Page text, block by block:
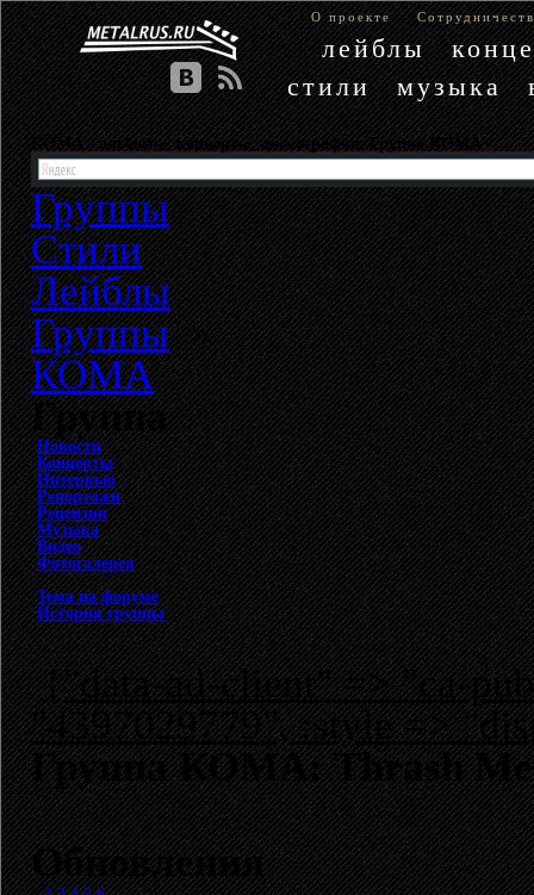
О проекте
лейблы
стили
музыка
КОМА - альбомы, концерты, дискография. Группа КОМА
Группы
Стили
Лейблы
Группы»
КОМА
Группа
Новости
Концерты
Интервью
Репортажи
Рецензии
Музыка
Видео
Фотогалерея
Тема на форуме
История группы
{"data-ad-client" => "ca-
"4397029779", :style =>
Группа КОМА: Thrash
Обновления